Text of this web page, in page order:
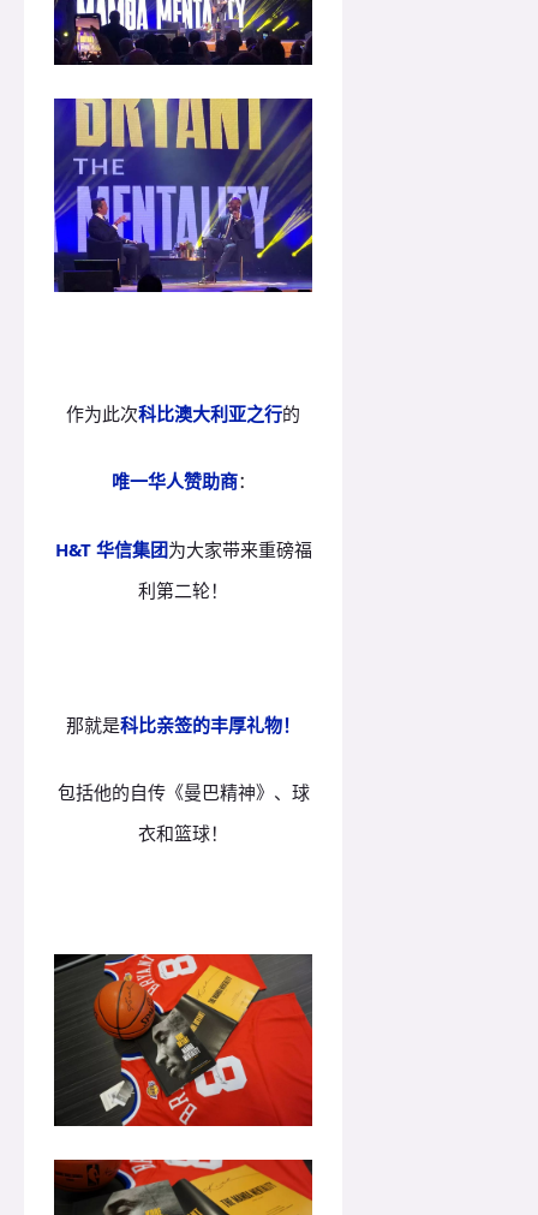
作为此次科比澳大利亚之行的
唯一华人赞助商：
H&T 华信集团为大家带来重磅福
利第二轮！
那就是科比亲签的丰厚礼物！
包括他的自传《曼巴精神》、球
衣和篮球！